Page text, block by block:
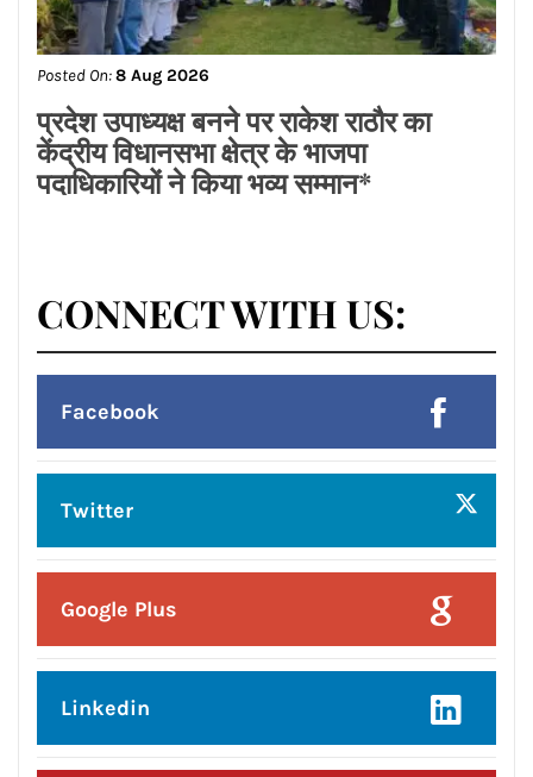
Posted On: 8 Aug 2026
ਡਾ.ਐਸ.ਪੀ.ਸਿੰਘ ਓਬਰਾਏ ਦੇ ਯਤਨਾਂ ਸਦਕਾ
ਅਸ਼ੋਕ ਕੁਮਾਰ ਦਾ ਮ੍ਰਿਤਕ ਸਰੀਰ ਗਰੀਸ ਤੋਂ
ਭਾਰਤ ਪਹੁੰਚਿਆ
Posted On:8 Aug 2026
लायंस क्लब जालंधर’ ने लायंस भवन में मनाया
भव्य तीज महोत्सव*